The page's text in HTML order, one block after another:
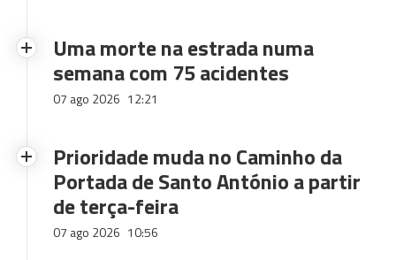
Uma morte na estrada numa
semana com 75 acidentes
07 ago 2026 12:21
Prioridade muda no Caminho da
Portada de Santo António a partir
de terça-feira
07 ago 2026 10:56